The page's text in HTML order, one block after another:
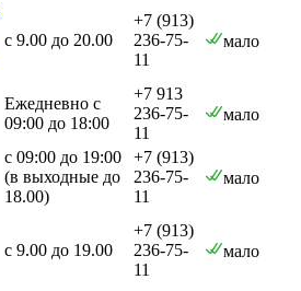
с 9.00 до 20.00
+7 (913)
236-75-
11
мало
Ежедневно с
09:00 до 18:00
+7 913
236-75-
11
мало
с 09:00 до 19:00
(в выходные до
18.00)
+7 (913)
236-75-
11
мало
с 9.00 до 19.00
+7 (913)
236-75-
11
мало